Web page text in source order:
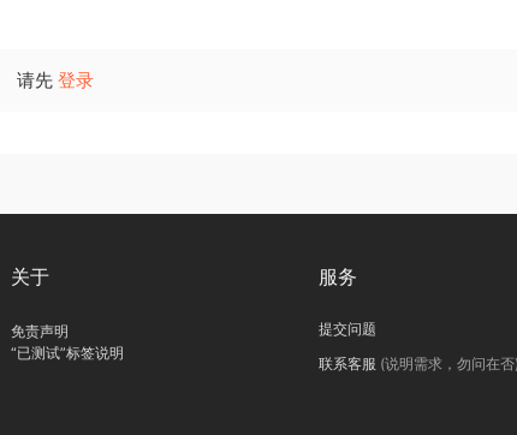
请先 登录
关于
免责声明
“已测试”标签说明
服务
提交问题
联系客服 (说明需求，勿问在否)